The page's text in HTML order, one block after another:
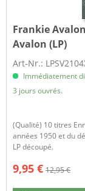
Frankie
Avalon (LP)
Art-Nr.:
Immédiatement
3 jours ouvrés.
(Qualité) 10 titres
années 1950 et du
LP découpé.
9,95 € 12,95 €